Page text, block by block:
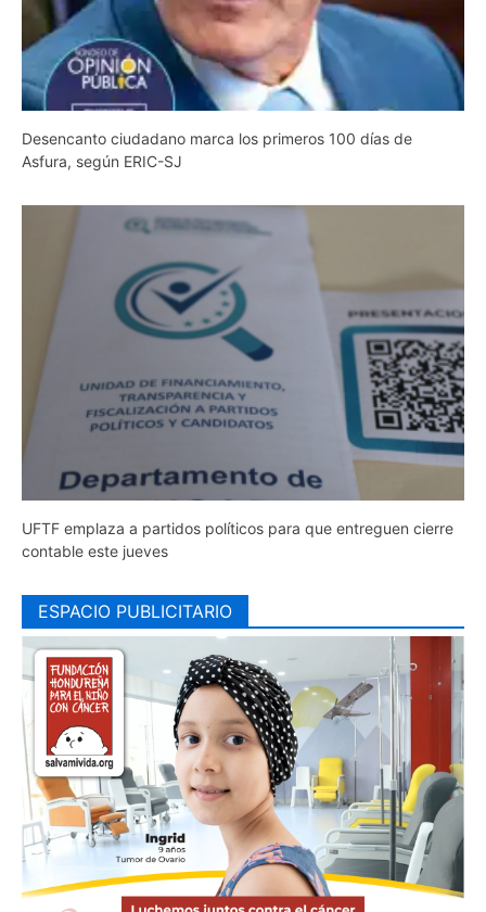
Desencanto ciudadano marca los primeros 100 días de
Asfura, según ERIC-SJ
UFTF emplaza a partidos políticos para que entreguen cierre
contable este jueves
ESPACIO PUBLICITARIO